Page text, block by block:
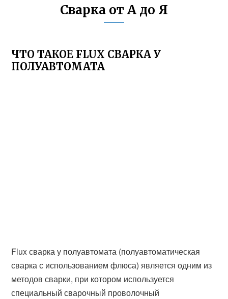
Сварка от А до Я
ЧТО ТАКОЕ FLUX СВАРКА У
ПОЛУАВТОМАТА
Flux сварка у полуавтомата (полуавтоматическая
сварка с использованием флюса) является одним из
методов сварки, при котором используется
специальный сварочный проволочный